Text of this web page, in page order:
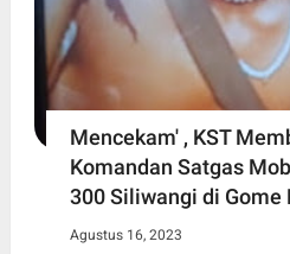
Mencekam' , KST
Komandan Satgas
300 Siliwangi di Gome
Agustus 16, 2023